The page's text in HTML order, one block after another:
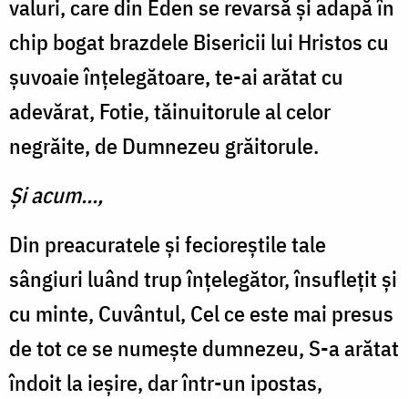
valuri, care din Eden se revarsă și adapă în
chip bogat brazdele Bisericii lui Hristos cu
șuvoaie înțelegătoare, te-ai arătat cu
adevărat, Fotie, tăinuitorule al celor
negrăite, de Dumnezeu grăitorule.
Și acum...,
Din preacuratele și fecioreștile tale
sângiuri luând trup înțelegător, însuflețit și
cu minte, Cuvântul, Cel ce este mai presus
de tot ce se numește dumnezeu, S-a arătat
îndoit la ieșire, dar într-un ipostas,